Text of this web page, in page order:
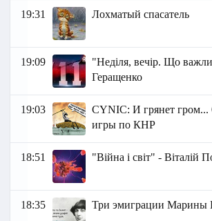
19:31 Лохматый спасатель
19:09
"Неділя, вечір. Що
Геращенко
19:03
СYNIC: И грянет гром...
игры по КНР
18:51 "Війна і світ" - Віталій
18:35 Три эмиграции Марины